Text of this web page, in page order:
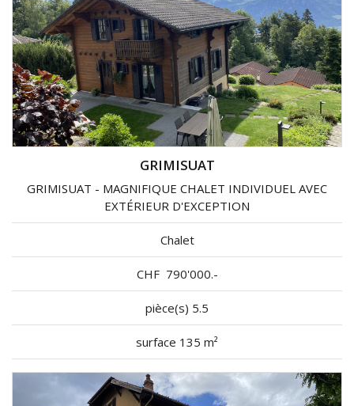
GRIMISUAT
GRIMISUAT - MAGNIFIQUE CHALET INDIVIDUEL AVEC
EXTÉRIEUR D'EXCEPTION
Chalet
CHF 790'000.-
pièce(s) 5.5
surface 135 m²